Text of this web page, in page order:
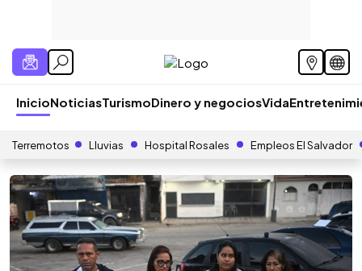
InicioNoticiasTurismoDinero y negociosVida
Terremotos Lluvias Hospital Rosales Empleos El Salvador